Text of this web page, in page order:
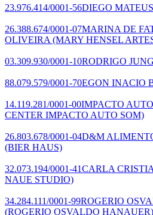
23.976.414/0001-56DIEGO
26.388.674/0001-07MARINA DE
OLIVEIRA (MARY HENSEL
03.309.930/0001-10RODRIGO
88.079.579/0001-70EGON INACIO
14.119.281/0001-00IMPACTO
CENTER IMPACTO AUTO SOM)
26.803.678/0001-04D&M
(BIER HAUS)
32.073.194/0001-41CARLA
NAUE STUDIO)
34.284.111/0001-99ROGERIO
(ROGERIO OSVALDO HANAUER)